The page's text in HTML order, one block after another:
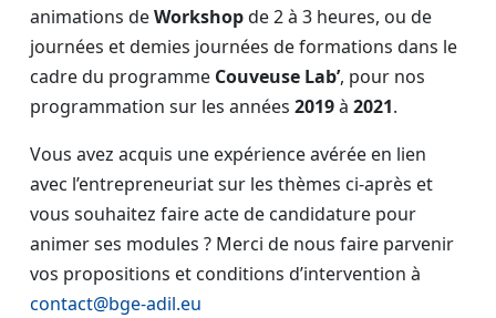
animations deWorkshopde 2 à 3 heures, ou de
journées et demies journées de formations dans le
cadre du programme Couveuse Lab’, pour nos
programmation sur les années 2019à 2021.
Vous avez acquis une expérience avérée en lien
avec l’entrepreneuriat sur les thèmes ci-après et
vous souhaitez faire acte de candidature pour
animer ses modules ? Merci de nous faire parvenir
vos propositions et conditions d’intervention à
contact@bge-adil.eu